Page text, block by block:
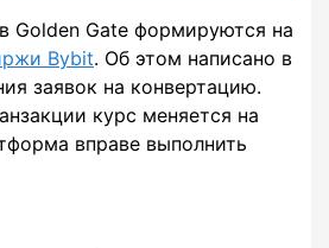
Golden Gate формируются на
Bybit. Об этом написано в
заявок на конвертацию.
курс меняется на
вправе выполнить